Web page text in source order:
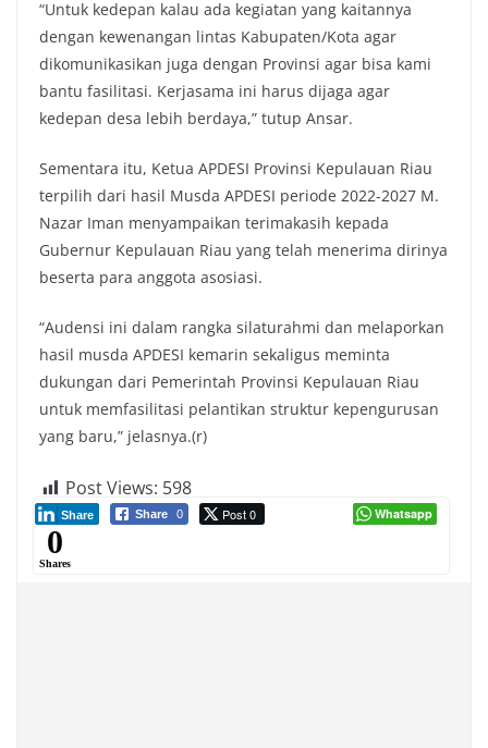
“Untuk kedepan kalau ada kegiatan yang kaitannya
dengan kewenangan lintas Kabupaten/Kota agar
dikomunikasikan juga dengan Provinsi agar bisa kami
bantu fasilitasi. Kerjasama ini harus dijaga agar
kedepan desa lebih berdaya,” tutup Ansar.
Sementara itu, Ketua APDESI Provinsi Kepulauan Riau
terpilih dari hasil Musda APDESI periode 2022-2027 M.
Nazar Iman menyampaikan terimakasih kepada
Gubernur Kepulauan Riau yang telah menerima dirinya
beserta para anggota asosiasi.
“Audensi ini dalam rangka silaturahmi dan melaporkan
hasil musda APDESI kemarin sekaligus meminta
dukungan dari Pemerintah Provinsi Kepulauan Riau
untuk memfasilitasi pelantikan struktur kepengurusan
yang baru,” jelasnya.(r)
Post Views: 598
Share 0 Post 0
Share Whatsapp
0
Shares